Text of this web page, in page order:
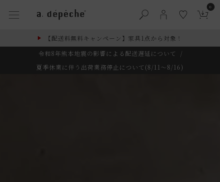
0
【配送料無料キャンペーン】家具1点から対象！
令和8年熊本地震の影響による配送遅延について
/
夏季休業に伴う出荷業務停止について(8/11～8/16)